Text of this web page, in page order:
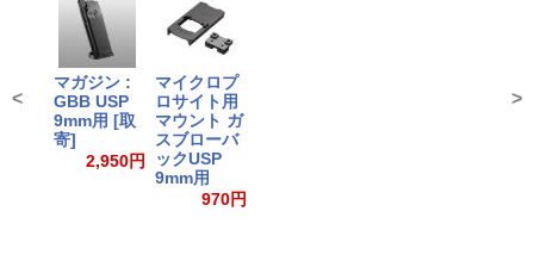
マガジン :
GBB USP
9mm用 [取
寄]
2,950円
マイクロプ
ロサイト用
マウント ガ
スブローバ
ックUSP
9mm用
970円
< >